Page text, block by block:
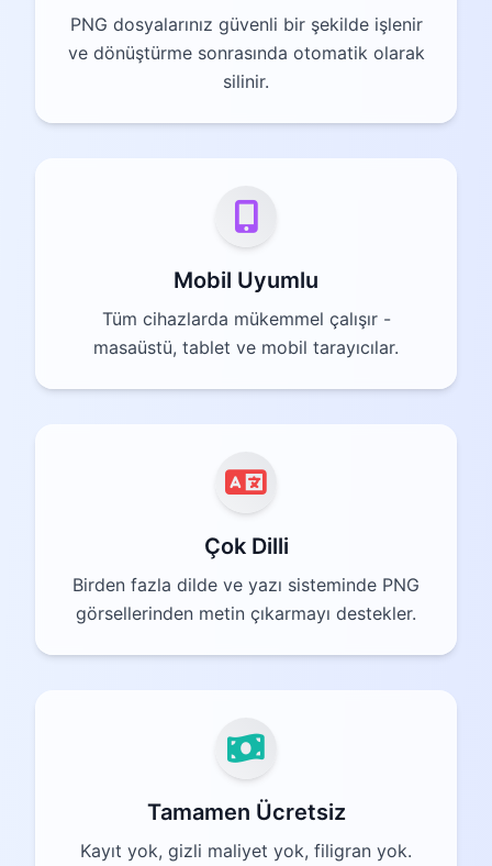
PNG dosyalarınız güvenli bir şekilde işlenir
ve dönüştürme sonrasında otomatik olarak
silinir.
Mobil Uyumlu
Tüm cihazlarda mükemmel çalışır -
masaüstü, tablet ve mobil tarayıcılar.
Çok Dilli
Birden fazla dilde ve yazı sisteminde PNG
görsellerinden metin çıkarmayı destekler.
Tamamen Ücretsiz
Kayıt yok, gizli maliyet yok, filigran yok.